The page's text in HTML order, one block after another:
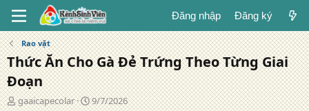
Đăng nhập Đăng ký
Rao vặt
Thức Ăn Cho Gà Đẻ Trứng Theo Từng Giai
Đoạn
T
gaaicapecolar
N
9/7/2026